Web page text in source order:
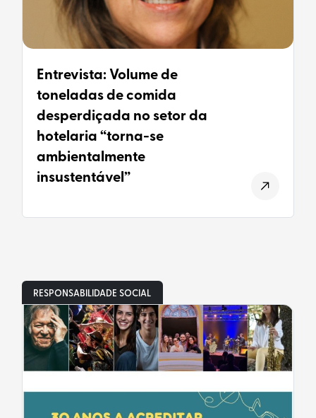
Entrevista: Volume de
toneladas de comida
desperdiçada no setor da
hotelaria “torna-se
ambientalmente
insustentável”
RESPONSABILIDADE SOCIAL